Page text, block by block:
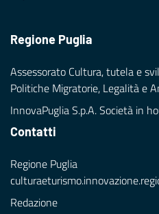
Regione Puglia
Assessorato Cultura, tutela e
Politiche Migratorie, Legalità e
InnovaPuglia S.p.A. Società in
Contatti
Regione Puglia
Redazione